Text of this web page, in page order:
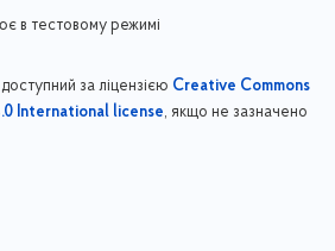
в тестовому режимі
за ліцензією Creative Commons
International license, якщо не зазначено